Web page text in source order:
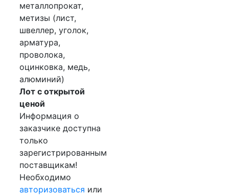
металлопрокат,
метизы (лист,
швеллер, уголок,
арматура,
проволока,
оцинковка, медь,
алюминий)
Лот с открытой
ценой
Информация о
заказчике доступна
только
зарегистрированным
поставщикам!
Необходимо
авторизоваться или